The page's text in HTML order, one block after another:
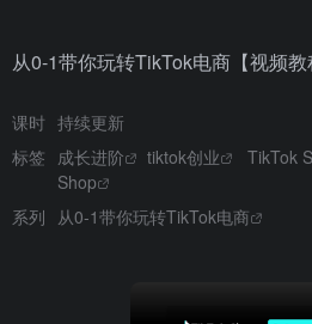
从0-1带你玩转TikTok电商【视频教
课时 持续更新
标签 成长进阶 tiktok创业 TikTok
Shop
系列 从0-1带你玩转TikTok电商